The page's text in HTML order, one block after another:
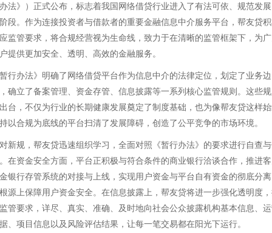
法》）正式公布，标志着我国网络借贷行业进入了有法可依、规范发
段。作为连接投资者与借款者的重要金融信息中介服务平台，帮友贷
监管要求，将合规经营视为生命线，致力于在清晰的监管框架下，为
提供更加安全、透明、高效的金融服务。
行办法》明确了网络借贷平台作为信息中介的法律定位，划定了业务边
确立了备案管理、资金存管、信息披露等一系列核心监管规则。这些
台，不仅为行业的长期健康发展奠定了制度基础，也为像帮友贷这样
以合规为底线的平台扫清了发展障碍，创造了公平竞争的市场环境。
新规，帮友贷迅速组织学习，全面对照《暂行办法》的要求进行自查
在资金安全方面，平台正积极与符合条件的商业银行洽谈合作，推进
银行存管系统的对接与上线，实现用户资金与平台自有资金的彻底分
源上保障用户资金安全。在信息披露上，帮友贷将进一步强化透明度
管要求，详尽、真实、准确、及时地向社会公众披露机构基本信息、
、项目信息以及风险评估结果，让每一笔交易都在阳光下运行。